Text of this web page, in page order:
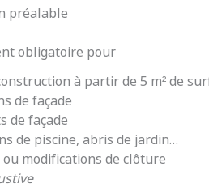
préalable
obligatoire pour
à partir de 5 m² de
de façade
de façade
de piscine, abris de jardin…
modifications de clôture